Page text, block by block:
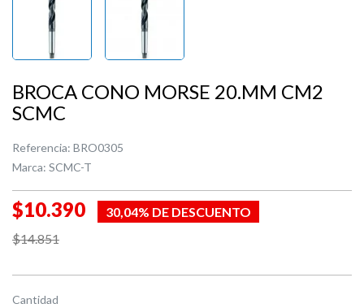
BROCA CONO MORSE 20.MM CM2
SCMC
Referencia: BRO0305
Marca: SCMC-T
$10.390
30,04% DE DESCUENTO
$14.851
Cantidad